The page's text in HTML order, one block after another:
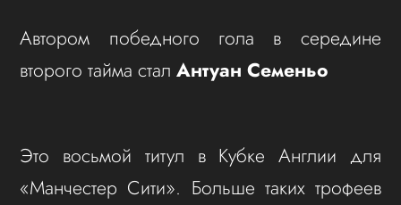
Автором победного гола в середине
второго тайма сталАнтуан Семеньо
Это восьмой титул в Кубке Англии для
«Манчестер Сити». Больше таких трофеев